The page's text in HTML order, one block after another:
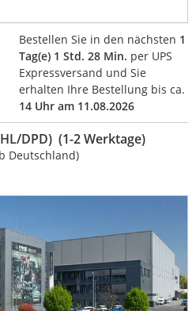
Bestellen Sie in den nächsten 1
Tag(e) 1 Std. 28 Min. per UPS
Expressversand und Sie
erhalten Ihre Bestellung bis ca.
14 Uhr am 11.08.2026
DPD) (1-2 Werktage)
Deutschland)